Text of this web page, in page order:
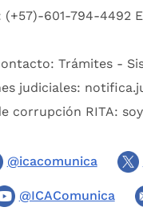
601-794-4492
Trámites -
judiciales:
corrupción RITA:
@icacomunica
@ICAComunica